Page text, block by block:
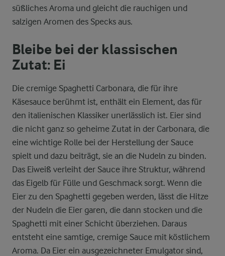
süßliches Aroma und gleicht die rauchigen und
salzigen Aromen des Specks aus.
Bleibe bei der klassischen
Zutat: Ei
Die cremige Spaghetti Carbonara, die für ihre
Käsesauce berühmt ist, enthält ein Element, das für
den italienischen Klassiker unerlässlich ist. Eier sind
die nicht ganz so geheime Zutat in der Carbonara, die
eine wichtige Rolle bei der Herstellung der Sauce
spielt und dazu beiträgt, sie an die Nudeln zu binden.
Das Eiweiß verleiht der Sauce ihre Struktur, während
das Eigelb für Fülle und Geschmack sorgt. Wenn die
Eier zu den Spaghetti gegeben werden, lässt die Hitze
der Nudeln die Eier garen, die dann stocken und die
Spaghetti mit einer Schicht überziehen. Daraus
entsteht eine samtige, cremige Sauce mit köstlichem
Aroma. Da Eier ein ausgezeichneter Emulgator sind,